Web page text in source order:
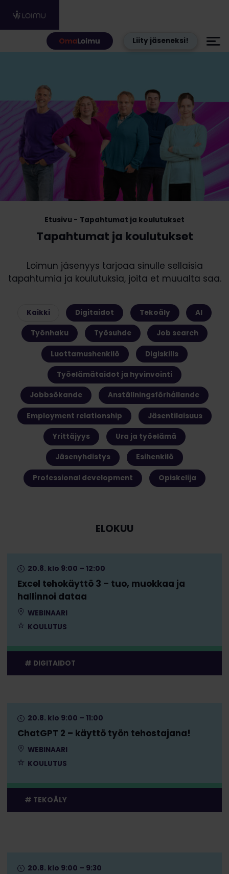
Liity jäseneksi!
Tapahtumat ja koulutukset
Etusivu Tapahtumat ja koulutukset
Loimun jäsenyys tarjoaa sinulle sellaisia
tapahtumia ja koulutuksia, joita et muualta saa.
Kaikki Digitaidot Tekoäly AI
Työnhaku Työsuhde Job search
Luottamushenkilö Digiskills
Työelämätaidot ja hyvinvointi
Jobbsökande Anställningsförhållande
Employment relationship Jäsentilaisuus
Yrittäjyys Ura ja työelämä
Jäsenyhdistys Esihenkilö
Professional development Opiskelija
ELOKUU
Excel tehokäyttö 3 – tuo, muokkaa ja
hallinnoi dataa
20.8. klo 9:00 – 12:00
WEBINAARI
KOULUTUS
DIGITAIDOT
ChatGPT 2 – käyttö työn tehostajana!
20.8. klo 9:00 – 11:00
WEBINAARI
KOULUTUS
TEKOÄLY
20.8. klo 9:00 – 9:30